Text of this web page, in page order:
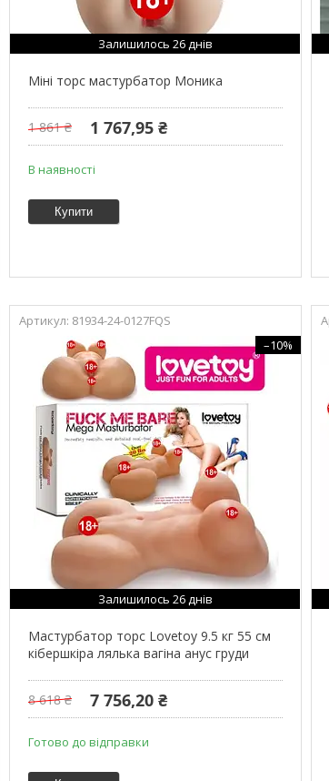
Залишилось 26 днів
Міні торс мастурбатор Моника
1 861 ₴ 1 767,95 ₴
В наявності
Купити
81934-24-0127FQS
–10%
Залишилось 26 днів
Мастурбатор торс Lovetoy 9.5 кг 55 см
кібершкіра лялька вагіна анус груди
8 618 ₴ 7 756,20 ₴
Готово до відправки